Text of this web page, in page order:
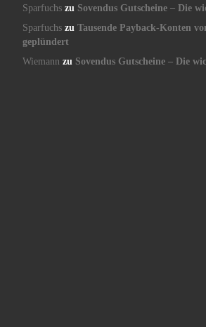
Sparfuchszu Sovendus Gutscheine – Die
Sparfuchszu Tausende Payback-Konten
geplündert
Wiemann zu Sovendus Gutscheine – Die